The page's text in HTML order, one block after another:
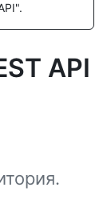
API